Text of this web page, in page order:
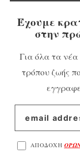
Έχουμε
στην
Για όλα τα νέα
τρόπου ζωής
ΑΠΟΔΟΧΗ